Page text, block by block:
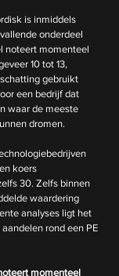
is inmiddels
onderdeel
noteert momenteel
10 tot 13,
gebruikt
een bedrijf dat
waar de meeste
dromen.
koers
30. Zelfs binnen
waardering
analyses ligt het
rond een PE
momenteel